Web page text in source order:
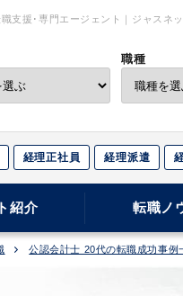
支援･専門エージェント｜ジャスネ
職種
経理正社員 経理派遣
紹介 転職ノ
公認会計士 20代の転職成功事例